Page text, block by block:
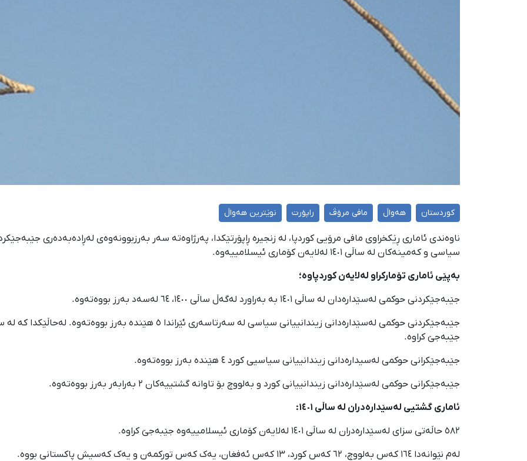
کوردستان هەواڵ مافی مرۆڤ راپۆرت نوێترین هەواڵ
ناوەندی ئاماری ڕێکخراوی مافی مرۆیی کوردپا، لە زنجیرە ڕاپۆرتێکدا، پەرژاوەتە سەر بەرزبوونەوەی لەڕادەبەدەری
سیاسی و کەمینەکان لە ساڵی ١٤٠١ لەلایەن کۆماری ئیسلامییەوە.
بەپێی ئاماری تۆمارکراو لەلایەن کوردپاوە؛
جێبەجێکردنی حوکمی لەسێدارەدان لە ساڵی ١٤٠١ بە بەراورد لەگەڵ ساڵی ١٤٠٠، ٦٤ لەسەد بەرز بووەتەوە.
جێبەجێ کراوە.
جێبەجێکرانی حوکمی لەسیدارەدانی زیندانییانی سیاسیی کورد ٤ هێندە بەرز بووەتەوە.
جێبەجێکرانی حوکمی لەسێدارەدانی زیندانییانی کورد و بەلووچ بۆ تاوانە گشتییەکان ٢ بەرابەر بەرز بووەتەوە.
ئاماری گشتیی لەسێدارەدران لە ساڵی ١٤٠١:
٥٨٢ حاڵەتی سزای لەسێدارەدران لە ساڵی ١٤٠١ لەلایەن کۆماری ئیسلامییەوە جێبەجێ کراوە.
لەم نێوانەدا ١٦٤ کەس بەلووچ، ٦٢ کەس کورد، ١٣ کەس ئەفغان، یەک کەس تورکمەن و یەک کەسیش پاکستانی بووە.